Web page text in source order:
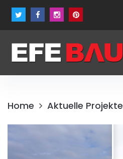
Home Aktuelle Projekte